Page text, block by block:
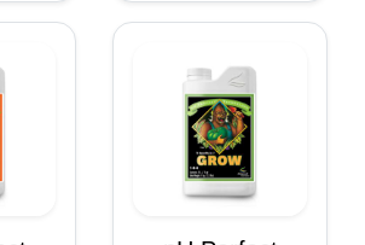
₾160.00
₾540.00